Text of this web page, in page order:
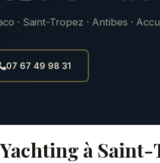
· Saint-Tropez · Antibes ·
07 67 49 98 31
à